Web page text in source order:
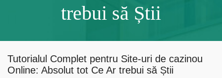
trebui să Știi
Tutorialul Complet pentru Site-uri de cazinou
Online: Absolut tot Ce Ar trebui să Știi